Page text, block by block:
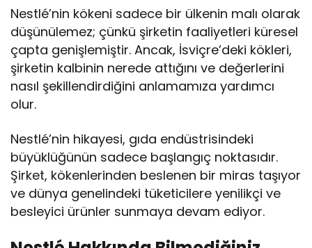
Nestlé’nin kökeni sadece bir ülkenin malı olarak
düşünülemez; çünkü şirketin faaliyetleri küresel
çapta genişlemiştir. Ancak, İsviçre’deki kökleri,
şirketin kalbinin nerede attığını ve değerlerini
nasıl şekillendirdiğini anlamamıza yardımcı
olur.
Nestlé’nin hikayesi, gıda endüstrisindeki
büyüklüğünün sadece başlangıç noktasıdır.
Şirket, kökenlerinden beslenen bir miras taşıyor
ve dünya genelindeki tüketicilere yenilikçi ve
besleyici ürünler sunmaya devam ediyor.